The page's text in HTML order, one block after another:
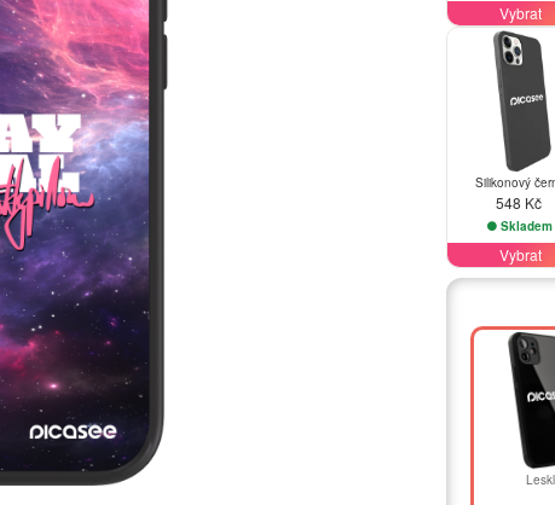
Vybrat
Silikonový
548 Kč
Skladem
Vybrat